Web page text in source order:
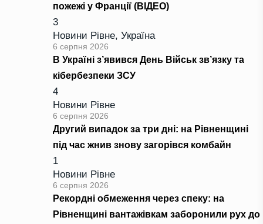
пожежі у Франції (ВІДЕО)
3
Новини Рівне, Україна
6 серпня 2026
В Україні з’явився День Військ зв’язку та
кібербезпеки ЗСУ
4
Новини Рівне
6 серпня 2026
Другий випадок за три дні: на Рівненщині
під час жнив знову загорівся комбайн
1
Новини Рівне
6 серпня 2026
Рекордні обмеження через спеку: на
Рівненщині вантажівкам заборонили рух до